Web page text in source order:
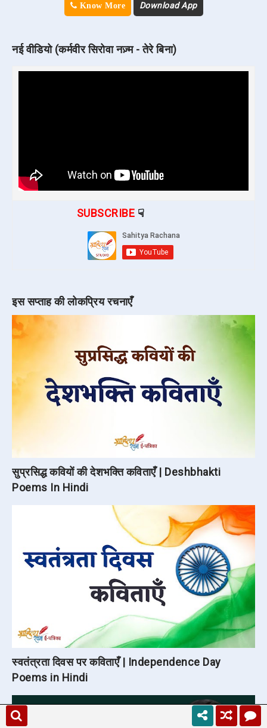
Know More Download App
नई वीडियो (कर्मवीर सिरोवा नज़्म - तेरे बिना)
SUBSCRIBE
इस सप्ताह की लोकप्रिय रचनाएँ
सुप्रसिद्ध कवियों की देशभक्ति कविताएँ | Deshbhakti
Poems In Hindi
स्वतंत्रता दिवस पर कविताएँ | Independence Day
Poems in Hindi